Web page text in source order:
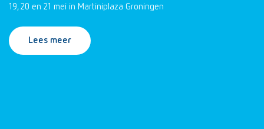
19, 20 en 21 mei in Martiniplaza Groningen
Lees meer